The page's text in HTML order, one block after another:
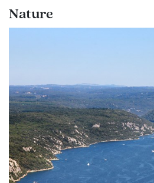
Nature